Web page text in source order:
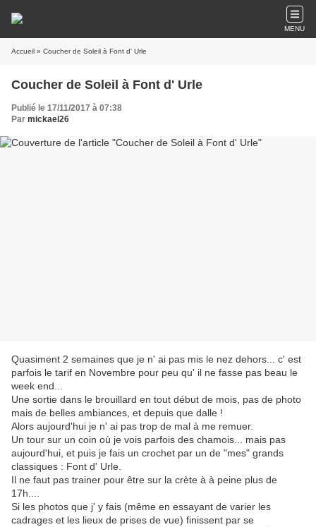
MENU
Accueil » Coucher de Soleil à Font d' Urle
Coucher de Soleil à Font d' Urle
Publié le 17/11/2017 à 07:38
Par mickael26
Quasiment 2 semaines que je n' ai pas mis le nez dehors... c' est
parfois le tarif en Novembre pour peu qu' il ne fasse pas beau le
week end...
Une sortie dans le brouillard en tout début de mois, pas de photo
mais de belles ambiances, et depuis que dalle !
Alors aujourd'hui je n' ai pas trop de mal à me remuer.
Un tour sur un coin où je vois parfois des chamois... mais pas
aujourd'hui, et puis je fais un crochet par un de "mes" grands
classiques : Font d' Urle.
Il ne faut pas trainer pour être sur la crète à à peine plus de
17h....
Si les photos que j' y fais (même en essayant de varier les
cadrages et les lieux de prises de vue) finissent par se